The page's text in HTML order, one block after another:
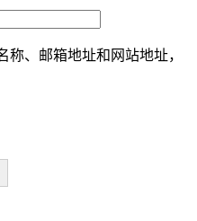
、邮箱地址和网站地址，